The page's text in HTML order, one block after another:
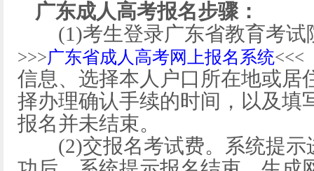
广东成人高考报名步骤：
(1)考生登录广东省教育考试
>>>广东省成人高考网上报名系统
信息、选择本人户口所在地或居
择办理确认手续的时间，以及填
报名并未结束。
(2)交报名考试费。系统提示